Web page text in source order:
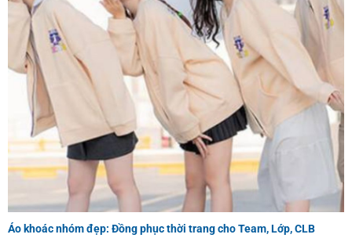
Áo khoác nhóm đẹp: Đồng phục thời trang cho Team, Lớp, CLB